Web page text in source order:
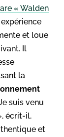
« Walden
expérience
et loue
Il
la
suis venu
écrit-il,
et